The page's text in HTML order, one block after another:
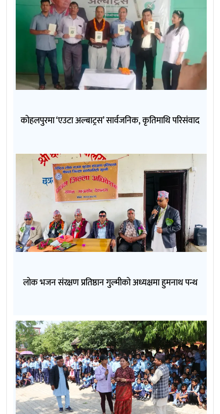
कोहलपुरमा ‘एउटा अल्बाट्रस’ सार्वजनिक, कृतिमाथि परिसंवाद
लोक भजन संरक्षण प्रतिष्ठान गुल्मीको अध्यक्षमा हुमनाथ पन्थ